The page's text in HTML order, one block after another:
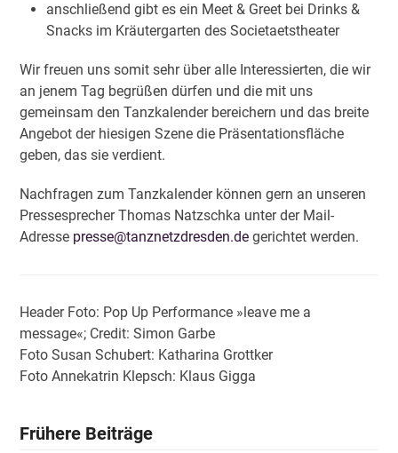
anschließend gibt es ein Meet & Greet bei Drinks &
Snacks im Kräutergarten des Societaetstheater
Wir freuen uns somit sehr über alle Interessierten, die wir
an jenem Tag begrüßen dürfen und die mit uns
gemeinsam den Tanzkalender bereichern und das breite
Angebot der hiesigen Szene die Präsentationsfläche
geben, das sie verdient.
Nachfragen zum Tanzkalender können gern an unseren
Pressesprecher Thomas Natzschka unter der Mail-
Adresse presse@tanznetzdresden.de gerichtet werden.
Header Foto: Pop Up Performance »leave me a
message«; Credit: Simon Garbe
Foto Susan Schubert: Katharina Grottker
Foto Annekatrin Klepsch: Klaus Gigga
Frühere Beiträge